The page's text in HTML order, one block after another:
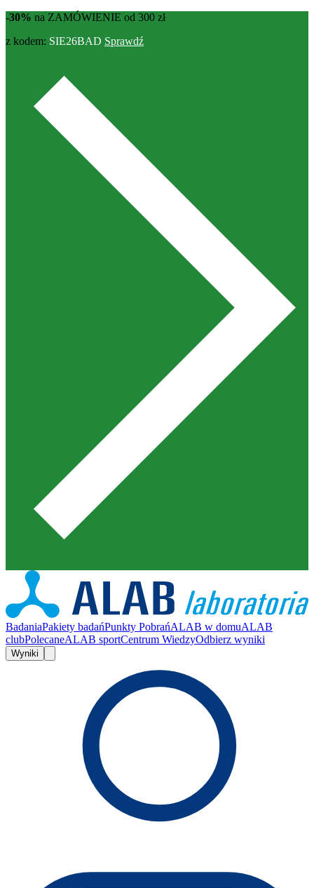
-30% na ZAMÓWIENIE od 300 zł
z kodem: SIE26BAD Sprawdź
BadaniaPakiety badańPunkty PobrańALAB w domuALAB
clubPolecaneALAB sportCentrum WiedzyOdbierz wyniki
Wyniki